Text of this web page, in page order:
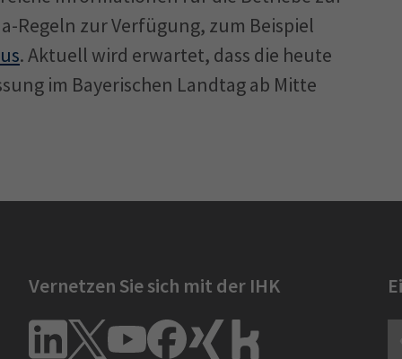
Regeln zur Verfügung, zum Beispiel
. Aktuell wird erwartet, dass die heute
im Bayerischen Landtag ab Mitte
Vernetzen Sie sich mit der IHK